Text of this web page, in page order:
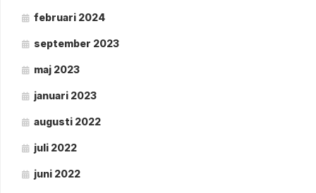
februari 2024
september 2023
maj 2023
januari 2023
augusti 2022
juli 2022
juni 2022